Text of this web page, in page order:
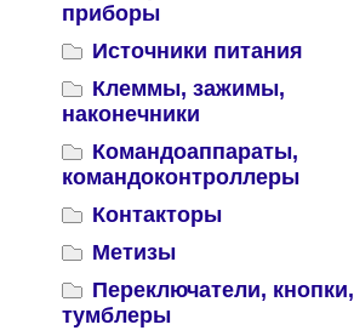
приборы
Источники питания
Клеммы, зажимы,
наконечники
Командоаппараты,
командоконтроллеры
Контакторы
Метизы
Переключатели, кнопки,
тумблеры